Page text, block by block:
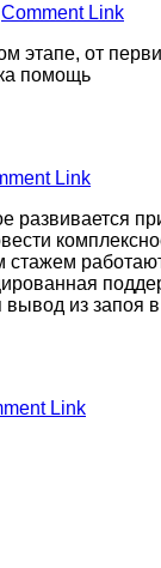
Comment Link
этапе, от
помощь
Link
развивается
из запоя
Link